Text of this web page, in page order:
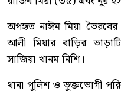
অপহৃত নাঈম মিয়া
আলী মিয়ার বাড়ির
সাজিয়া খানম নিশি।
থানা পুলিশ ও ভুক্তভোগী